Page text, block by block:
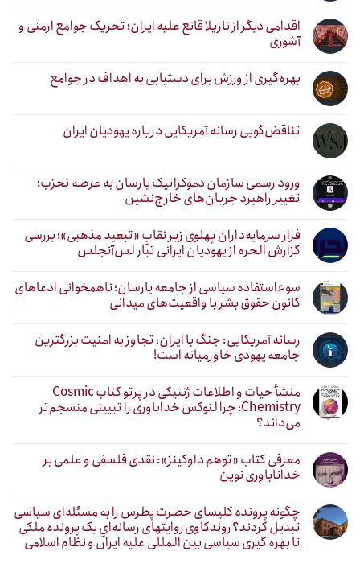
اقدامی دیگر از نازیلا قانع علیه ایران؛ تحریک جوامع ارمنی و
آشوری
بهره‌گیری از ورزش برای دستیابی به اهداف در جوامع
تناقض‌گویی رسانه آمریکایی درباره یهودیان ایران
ورود رسمی سازمان دموکراتیک یارسان به عرصه تحزب؛
تغییر راهبرد جریان‌های خارج‌نشین
فرار سرمایه‌داران پهلوی زیر نقابِ «تبعید مذهبی»؛ بررسی
گزارش الحره از یهودیان ایرانی تبار لس‌آنجلس
سوءاستفاده سیاسی از جامعه یارسان؛ ناهمخوانی ادعاهای
کانون حقوق بشر با واقعیت‌های میدانی
رسانه آمریکایی: جنگ با ایران، تجاوز به امنیت بزرگترین
جامعه یهودی خاورمیانه است!
منشأ حیات و اطلاعات ژنتیکی در پرتو کتاب Cosmic
Chemistry؛ چرا لنوکس خداباوری را تبیینی منسجم‌تر
می‌داند؟
معرفی کتاب «توهم داوکینز»: نقدی فلسفی و علمی بر
خداناباوری نوین
چگونه پرونده کلیسای حضرت پطرس را به مسئله‌ای سیاسی
تبدیل کردند؟ روندکاوی روایتهای رسانه‌ایِ یک پرونده ملکی
تا بهره گیری سیاسی بین المللی علیه ایران و نظام اسلامی